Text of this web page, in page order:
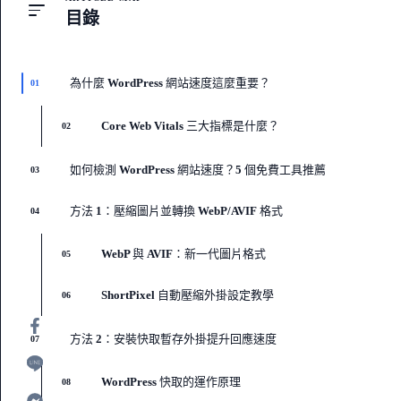
目錄
01 為什麼 WordPress 網站速度這麼重要？
02 Core Web Vitals 三大指標是什麼？
03 如何檢測 WordPress 網站速度？5 個免費工具推薦
04 方法 1：壓縮圖片並轉換 WebP/AVIF 格式
05 WebP 與 AVIF：新一代圖片格式
06 ShortPixel 自動壓縮外掛設定教學
07 方法 2：安裝快取暫存外掛提升回應速度
08 WordPress 快取的運作原理